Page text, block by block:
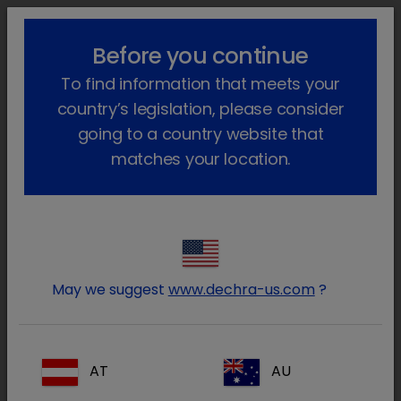
!-- Google Tag Manager -->
lock_outline search menu
Home Prodotti Animali da compagnia
Farmaci
Faramaci Autorizzati Intubeaze
Entra nell’area riservata ai
Medici Veterinari e farmacisti
Before you continue
To find information that meets your
country’s legislation, please consider
going to a country website that
matches your location.
May we suggest www.dechra-us.com ?
AT AU